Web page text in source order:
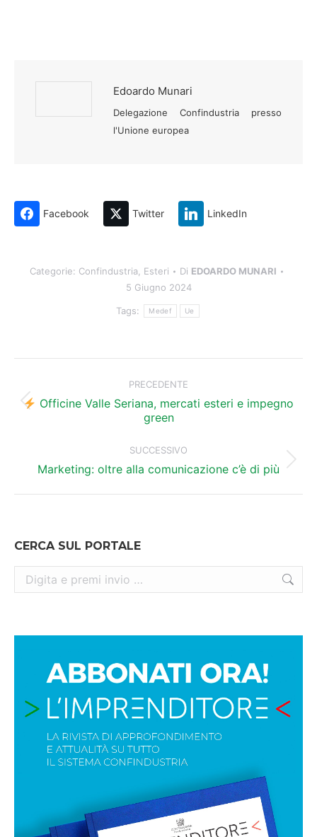
Edoardo Munari
Delegazione Confindustria presso
l'Unione europea
Facebook Twitter LinkedIn
Categorie: Confindustria Esteri Di EDOARDO MUNARI
5 Giugno 2024
Tags: Medef Ue
tra
PRECEDENTE
Post
precedente:
Officine Valle Seriana, mercati esteri e impegno
green
SUCCESSIVO
Prossimo
Marketing: oltre alla comunicazione c’è di più
CERCA SUL PORTALE
Cerca: